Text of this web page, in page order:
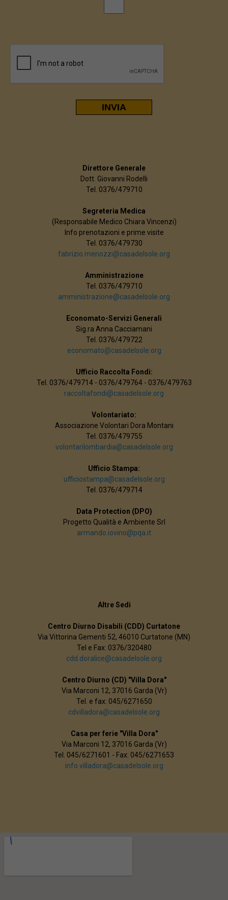
Direttore Generale
Dott. Giovanni Rodelli
Tel. 0376/479710
Segreteria Medica
(Responsabile Medico Chiara Vincenzi)
Info prenotazioni e prime visite
Tel. 0376/479730
fabrizio.menozzi@casadelsole.org
Amministrazione
Tel. 0376/479710
amministrazione@casadelsole.org
Economato-Servizi Generali
Sig.ra Anna Cacciamani
Tel. 0376/479722
economato@casadelsole.org
Ufficio Raccolta Fondi:
Tel. 0376/479714 - 0376/479764 - 0376/479763
raccoltafondi@casadelsole.org
Volontariato:
Associazione Volontari Dora Montani
Tel. 0376/479755
volontarilombardia@casadelsole.org
Ufficio Stampa:
ufficiostampa@casadelsole.org
Tel. 0376/479714
Data Protection (DPO)
Progetto Qualità e Ambiente Srl
armando.iovino@pqa.it
Altre Sedi
Centro Diurno Disabili (CDD) Curtatone
Via Vittorina Gementi 52, 46010 Curtatone (MN)
Tel e Fax: 0376/320480
cdd.doralice@casadelsole.org
Centro Diurno (CD) "Villa Dora"
Via Marconi 12, 37016 Garda (Vr)
Tel. e fax: 045/6271650
cdvilladora@casadelsole.org
Casa per ferie "Villa Dora"
Via Marconi 12, 37016 Garda (Vr)
Tel. 045/6271601 - Fax: 045/6271653
info.villadora@casadelsole.org